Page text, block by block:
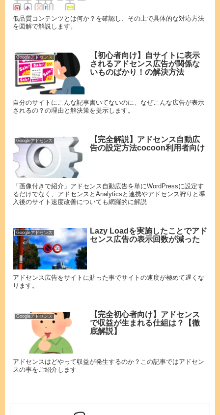
低品質コンテンツとは何か？を確認し、その上で具体的な対応方法
を図解で解説します。
Googleアドセンス
【初心者向け】自サイトに表示
されるアドセンス広告が関係な
いものばかり！の解決方法
自分のサイトにこんな記事書いてないのに、なぜこんな広告が表示
されるの？の理由と解決策を提示します。
Googleアドセンス
【完全解説】アドセンス自動広
告の設定方法cocoon利用者向け
「画像付きで紹介」アドセンス自動広告を単にWordPressに設定す
るだけでなく、アドセンスとAnalyticsと連携やアドセンス狩りと導
入後のサイト速度改善についても網羅的に解説
Googleアドセンス
Lazy Loadを実施したことでアド
センス広告の表示回数が減った
アドセンス広告をサイトに貼った事でサイトの速度が極めて遅くな
ります。
Googleアドセンス
【完全初心者向け】アドセンス
で収益が生まれる仕組は？【徹
底解説】
アドセンスはどやって収益が発生するのか？この記事ではアドセン
スの事をご紹介します